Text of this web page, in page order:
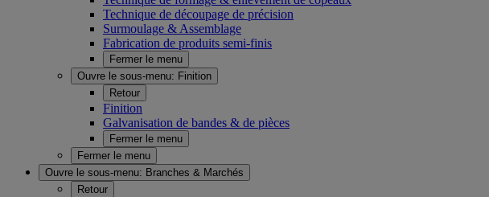
Technique de découpage de précision
Surmoulage & Assemblage
Fabrication de produits semi-finis
Fermer le menu
Ouvre le sous-menu: Finition
Retour
Finition
Galvanisation de bandes & de pièces
Fermer le menu
Fermer le menu
Ouvre le sous-menu: Branches & Marchés
Retour